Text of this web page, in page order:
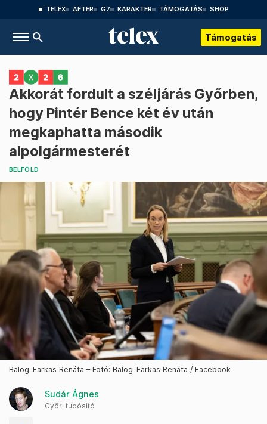
TELEX AFTER G7 KARAKTER TÁMOGATÁS SHOP
Támogatás
Akkorát fordult a széljárás Győrben,
hogy Pintér Bence két év után
megkaphatta második
alpolgármesterét
BELFÖLD
Balog-Farkas Renáta – Fotó: Balog-Farkas Renáta / Facebook
Sudár Ágnes
Győri tudósító